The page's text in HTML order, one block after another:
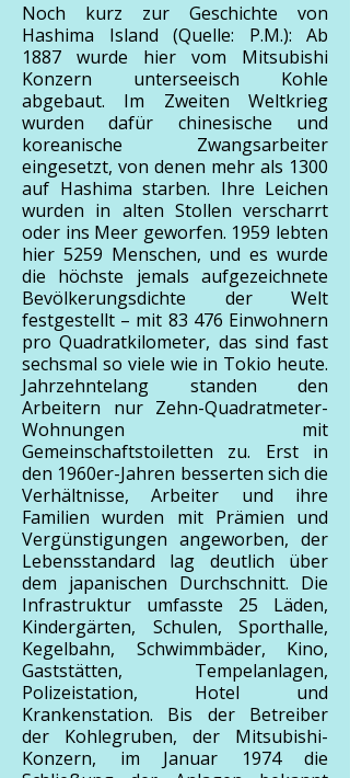
Noch kurz zur Geschichte von
Hashima Island (Quelle: P.M.): Ab
1887 wurde hier vom Mitsubishi
Konzern unterseeisch Kohle
abgebaut. Im Zweiten Weltkrieg
wurden dafür chinesische und
koreanische Zwangsarbeiter
eingesetzt, von denen mehr als 1300
auf Hashima starben. Ihre Leichen
wurden in alten Stollen verscharrt
oder ins Meer geworfen. 1959 lebten
hier 5259 Menschen, und es wurde
die höchste jemals aufgezeichnete
Bevölkerungsdichte der Welt
festgestellt – mit 83 476 Einwohnern
pro Quadratkilometer, das sind fast
sechsmal so viele wie in Tokio heute.
Jahrzehntelang standen den
Arbeitern nur Zehn-Quadratmeter-
Wohnungen mit
Gemeinschaftstoiletten zu. Erst in
den 1960er-Jahren besserten sich die
Verhältnisse, Arbeiter und ihre
Familien wurden mit Prämien und
Vergünstigungen angeworben, der
Lebensstandard lag deutlich über
dem japanischen Durchschnitt. Die
Infrastruktur umfasste 25 Läden,
Kindergärten, Schulen, Sporthalle,
Kegelbahn, Schwimmbäder, Kino,
Gaststätten, Tempelanlagen,
Polizeistation, Hotel und
Krankenstation. Bis der Betreiber
der Kohlegruben, der Mitsubishi-
Konzern, im Januar 1974 die